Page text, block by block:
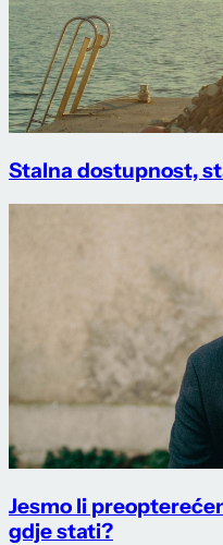
Stalna dostupnost,
Jesmo li
gdje stati?